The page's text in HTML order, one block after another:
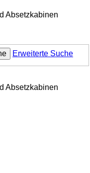
Absetzkabinen
Erweiterte Suche
Absetzkabinen